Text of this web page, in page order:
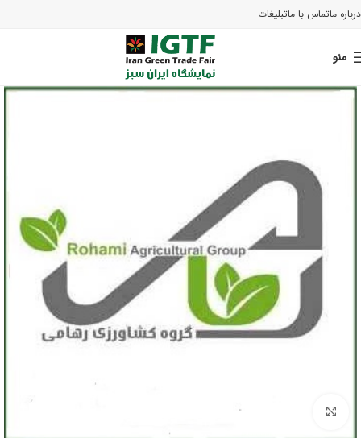
درباره ماتماس با ماتبلیغات
منو
برای بزرگنمایی کلیک کنید